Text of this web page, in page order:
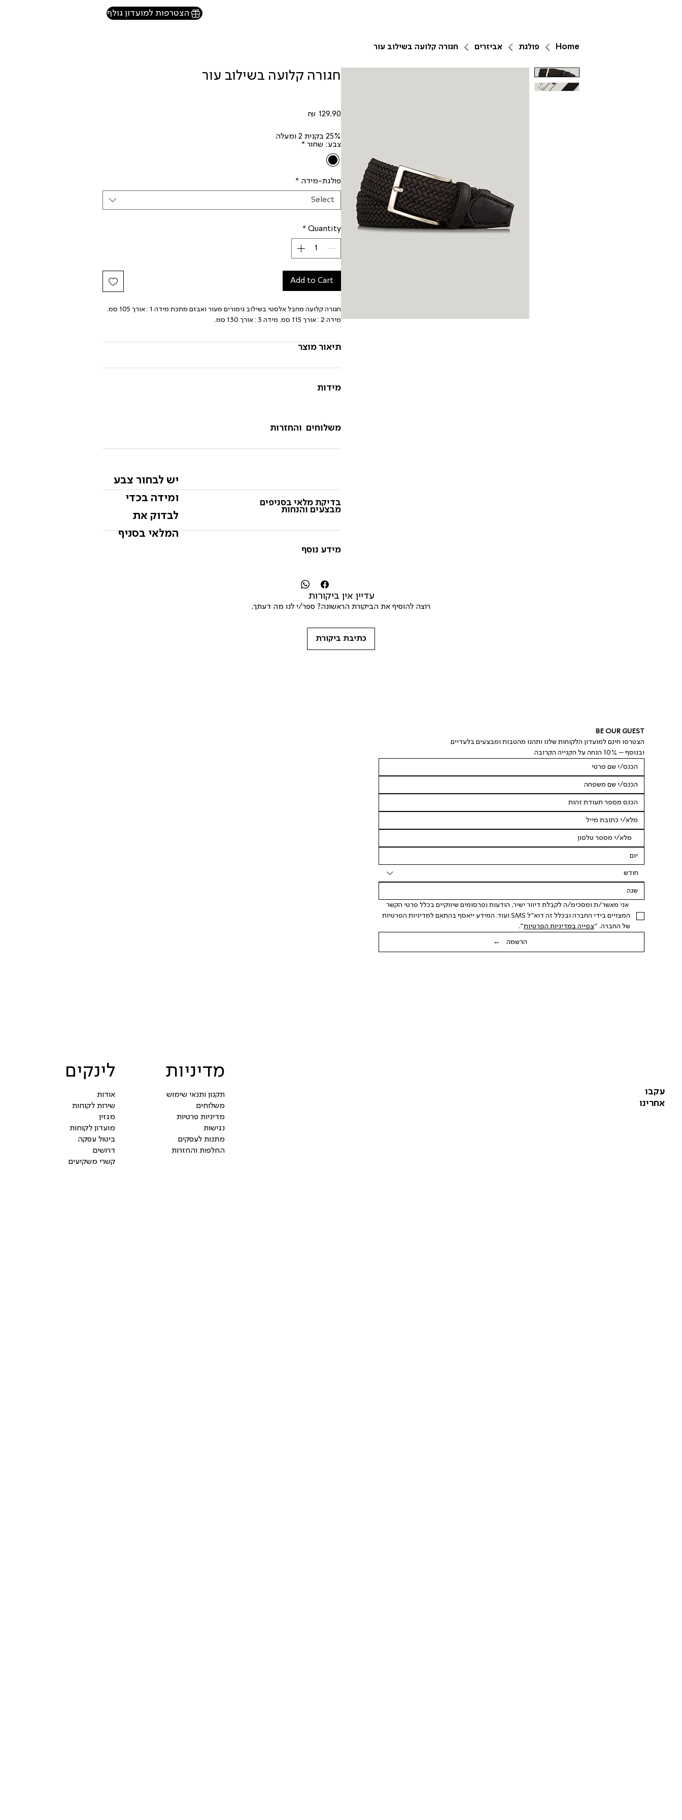
הצטרפות למועדון גולף
Home פולגת אביזרים חגורה קלועה בשילוב עור
חגורה קלועה בשילוב עור
129.90 ₪
25% בקנית 2 ומעלה
צבע: שחור *
פולגת-מידה *
Select
Quantity
*
Add to Cart
חגורה קלועה מחבל אלסטי בשילוב גימורים מעור ואבזם מתכת מידה 1 : אורך 105 סמ.
מידה 2 : אורך 115 סמ. מידה 3 : אורך 130 סמ.
תיאור מוצר
מידות
משלוחים והחזרות
יש לבחור צבע
ומידה בכדי
לבדוק את
המלאי בסניף
בדיקת מלאי בסניפים
מבצעים והנחות
מידע נוסף
עדיין אין ביקורות
רוצה להוסיף את הביקורת הראשונה? ספר/י לנו מה דעתך.
כתיבת ביקורת
מדיניות
תקנון ותנאי שימוש
משלוחים
מדיניות פרטיות
נגישות
מתנות לעסקים
החלפות והחזרות
לינקים
אודות
שירות לקוחות
מגזין
מועדון לקוחות
ביטול עסקה
דרושים
קשרי משקיעים
עקבו
אחרינו
BE OUR GUEST
הצטרפו חינם למועדון הלקוחות שלנו ותהנו מהטבות ומבצעים בלעדיים
ובנוסף – 10% הנחה על הקנייה הקרובה
חודש
אני מאשר/ת ומסכימ/ה לקבלת דיוור ישיר, הודעות ופרסומים שיווקיים בכלל פרטי הקשר
המצויים בידי החברה ובכלל זה דוא"ל SMS ועוד. המידע ייאסף בהתאם למדיניות הפרטיות
של החברה. "צפייה במדיניות הפרטיות".
הרשמה ←